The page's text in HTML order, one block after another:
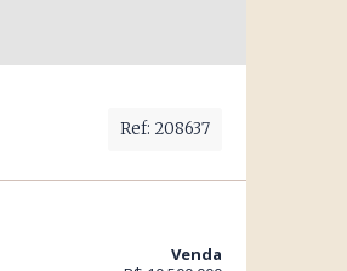
Ref: 208637
Venda